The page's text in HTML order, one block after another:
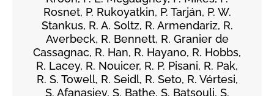
Rosnet, P. Rukoyatkin, P. Tarján, P. W.
Stankus, R. A. Soltz, R. Armendariz, R.
Averbeck, R. Bennett, R. Granier de
Cassagnac, R. Han, R. Hayano, R. Hobbs,
R. Lacey, R. Nouicer, R. P. Pisani, R. Pak,
R. S. Towell, R. Seidl, R. Seto, R. Vértesi,
S. Afanasiev, S. Bathe, S. Batsouli, S.